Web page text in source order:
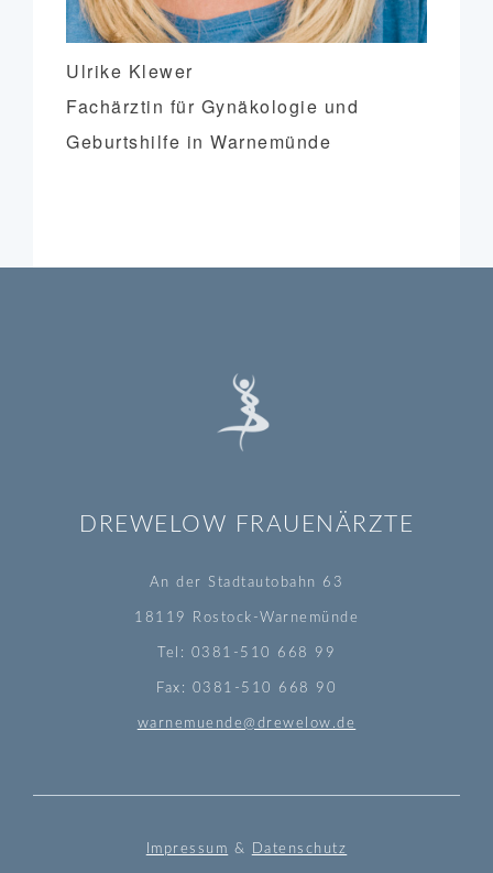
Ulrike Klewer
Fachärztin für Gynäkologie und
Geburtshilfe in Warnemünde
DREWELOW FRAUENÄRZTE
An der Stadtautobahn 63
18119 Rostock-Warnemünde
Tel: 0381-510 668 99
Fax: 0381-510 668 90
warnemuende@drewelow.de
Impressum & Datenschutz